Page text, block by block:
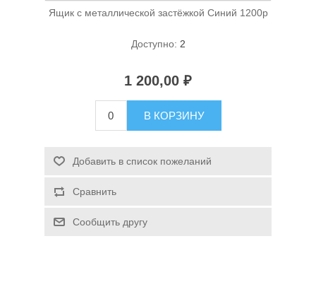
Спасательные средства
Ящик с металлической застёжкой Синий 1200р
Доступно: 2
1 200,00 ₽
В КОРЗИНУ
Добавить в список пожеланий
Сравнить
Сообщить другу